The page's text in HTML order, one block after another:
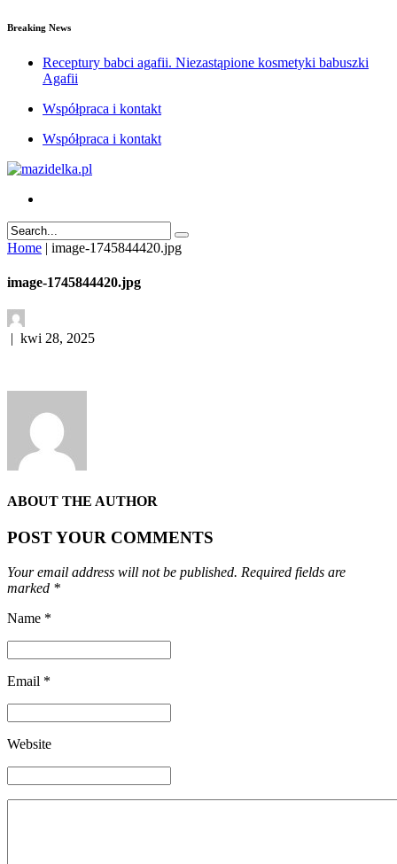
Breaking News
Receptury babci agafii. Niezastąpione kosmetyki babuszki
Agafii
Współpraca i kontakt
Współpraca i kontakt
Home | image-1745844420.jpg
image-1745844420.jpg
kwi 28, 2025
ABOUT THE AUTHOR
POST YOUR COMMENTS
Your email address will not be published. Required fields are
marked *
Name *
Email *
Website